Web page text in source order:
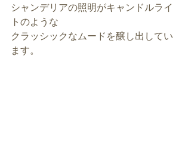
シャンデリアの照明がキャンドルライ
トのような
クラッシックなムードを醸し出してい
ます。